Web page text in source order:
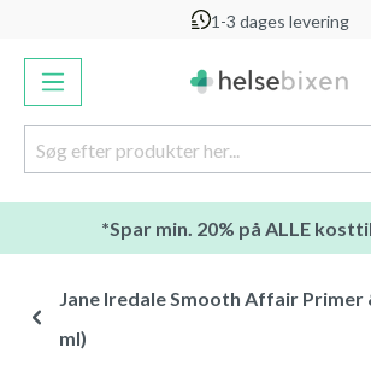
1-3 dages levering
*Spar min. 20% på ALLE
Jane Iredale Smooth Affair Primer
ml)